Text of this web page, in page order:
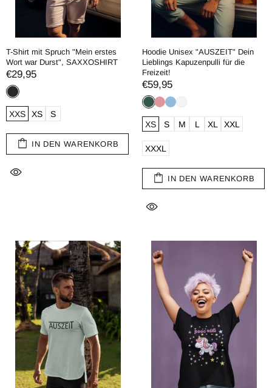
T-Shirt mit Spruch "Mein erstes
Wort war Durst", SAXXOSHIRT
€29,95
XXS XS S
IN DEN WARENKORB
Hoodie Unisex "AUSZEIT" Dein
Lieblings Kapuzenpulli für die
Freizeit!
€59,95
XS S M L XL XXL
XXXL
IN DEN WARENKORB